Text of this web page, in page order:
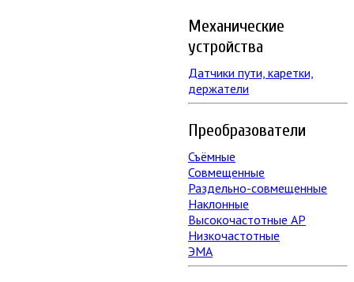
Механические
устройства
Датчики пути, каретки,
держатели
Преобразователи
Съёмные
Совмещенные
Раздельно-совмещенные
Наклонные
Высокочастотные АР
Низкочастотные
ЭМА